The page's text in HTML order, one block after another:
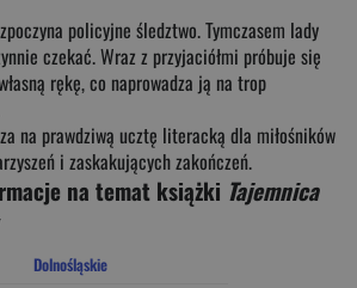
policyjne śledztwo. Tymczasem lady
czekać. Wraz z przyjaciółmi próbuje się
rękę, co naprowadza ją na trop
na prawdziwą ucztę literacką dla miłośników
i zaskakujących zakończeń.
na temat książki Tajemnica
Dolnośląskie